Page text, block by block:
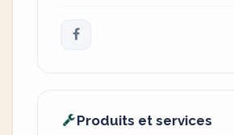
Produits et services